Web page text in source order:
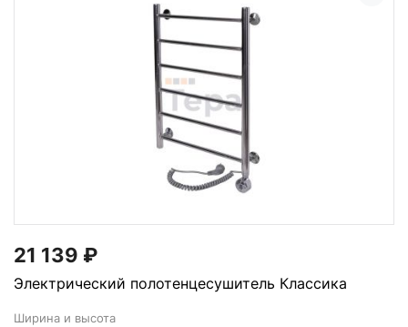
21 139 ₽
Электрический полотенцесушитель Классика
Ширина и высота